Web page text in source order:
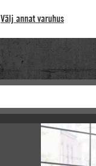
Välj annat varuhus